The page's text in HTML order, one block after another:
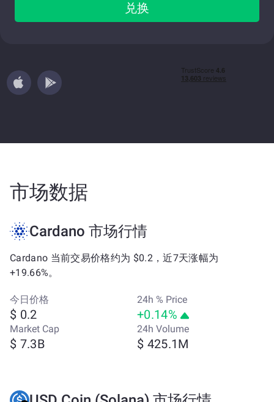
兑换
市场数据
Cardano 市场行情
Cardano 当前交易价格约为 $0.2，近7天涨幅为
+19.66%。
今日价格
$ 0.2
24h % Price
+0.14%
Market Cap
$ 7.3B
24h Volume
$ 425.1M